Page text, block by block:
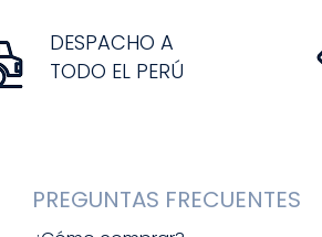
DESPACHO A
TODO EL PERÚ
PREGUNTAS FRECUENTES